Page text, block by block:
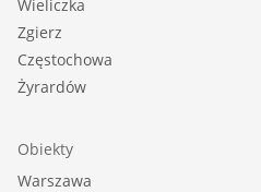
Wieliczka
Zgierz
Częstochowa
Żyrardów
Obiekty
Warszawa